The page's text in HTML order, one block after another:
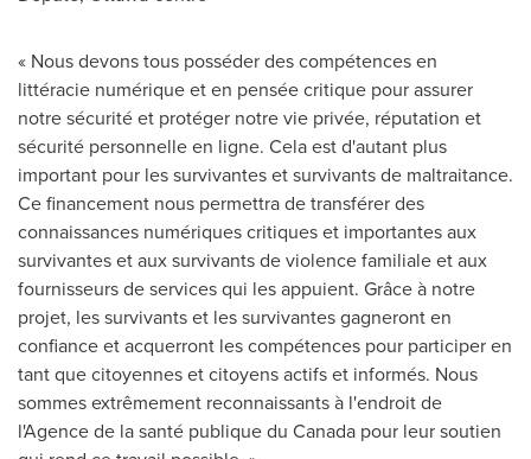
« Nous devons tous posséder des compétences en
littéracie numérique et en pensée critique pour assurer
notre sécurité et protéger notre vie privée, réputation et
sécurité personnelle en ligne. Cela est d'autant plus
important pour les survivantes et survivants de maltraitance.
Ce financement nous permettra de transférer des
connaissances numériques critiques et importantes aux
survivantes et aux survivants de violence familiale et aux
fournisseurs de services qui les appuient. Grâce à notre
projet, les survivants et les survivantes gagneront en
confiance et acquerront les compétences pour participer en
tant que citoyennes et citoyens actifs et informés. Nous
sommes extrêmement reconnaissants à l'endroit de
l'Agence de la santé publique du Canada pour leur soutien